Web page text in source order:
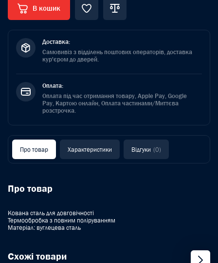
В кошик
Доставка:
Самовивіз з відділень поштових операторів, доставка
кур'єром до дверей.
Оплата:
Оплата під час отримання товару, Apple Pay, Google
Pay, Картою онлайн, Оплата частинами/Миттєва
розстрочка.
Про товар Характеристики Відгуки (0)
Про товар
Кована сталь для довговічності
Термообробка з повним поліруванням
Матеріал: вуглецева сталь
Схожі товари